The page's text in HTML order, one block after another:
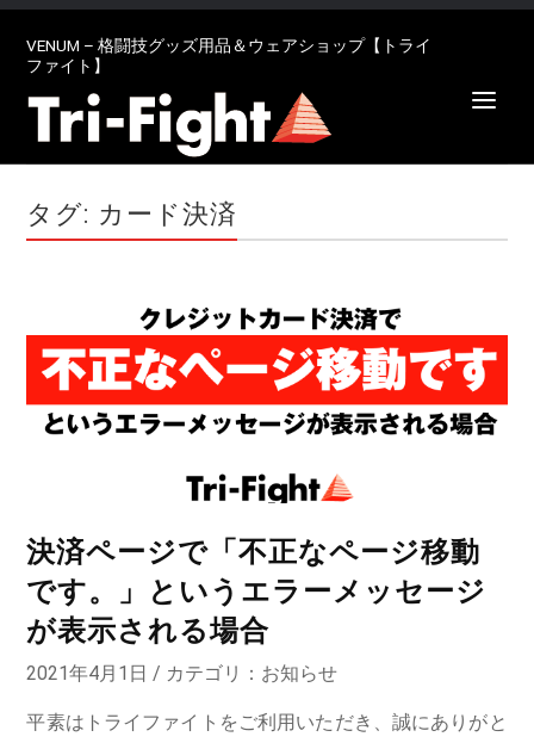
VENUM – 格闘技グッズ用品＆ウェアショップ【トライ
ファイト】
タグ: カード決済
決済ページで「不正なページ移動
です。」というエラーメッセージ
が表示される場合
2021年4月1日 / カテゴリ： お知らせ
平素はトライファイトをご利用いただき、誠にありがと